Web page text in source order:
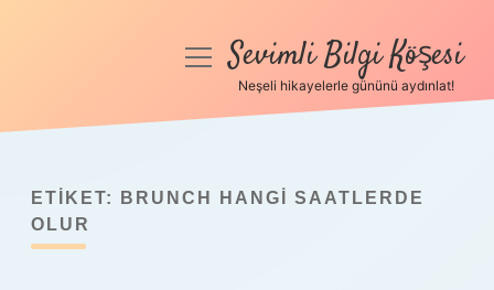
Anasayfa
Yasal Uyarı
menüyüSevimli Bilgi Köşesi
Neşeli hikayelerle gününü aydınlat!
ETIKET:
BRUNCH HANGI SAATLERDE
OLUR